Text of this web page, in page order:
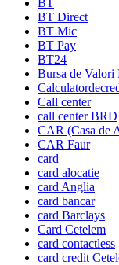
BT
BT Direct
BT Mic
BT Pay
BT24
Bursa de
Call center
call center BRD
CAR (Casa de
CAR Faur
card
card alocatie
card Anglia
card bancar
card Barclays
Card Cetelem
card contactless
card credit